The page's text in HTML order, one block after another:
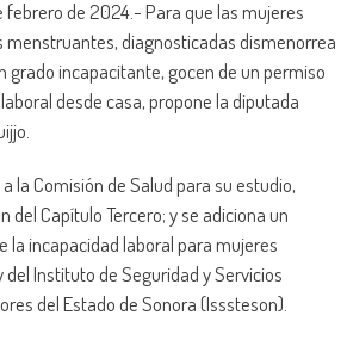
febrero de 2024.- Para que las mujeres
menstruantes, diagnosticadas dismenorrea
grado incapacitante, gocen de un permiso
desde casa, propone la diputada
la Comisión de Salud para su estudio,
del Capítulo Tercero; y se adiciona un
la incapacidad laboral para mujeres
Instituto de Seguridad y Servicios
del Estado de Sonora (Isssteson).